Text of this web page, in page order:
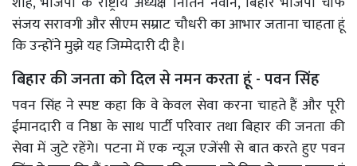
संजय सरावगी और सीएम सम्राट चौधरी का आभार जताना चाहता हूं
कि उन्होंने मुझे यह जिम्मेदारी दी है।
बिहार की जनता को दिल से नमन करता हूं - पवन सिंह
पवन सिंह ने स्पष्ट कहा कि वे केवल सेवा करना चाहते हैं और पूरी
ईमानदारी व निष्ठा के साथ पार्टी परिवार तथा बिहार की जनता की
सेवा में जुटे रहेंगे। पटना में एक न्यूज एजेंसी से बात करते हुए पवन